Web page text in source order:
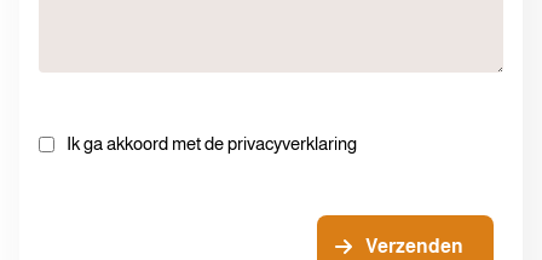
Ik ga akkoord met de privacyverklaring
Verzenden